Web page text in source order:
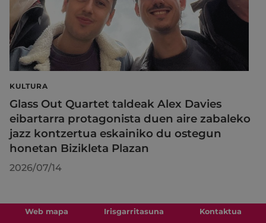
KULTURA
Glass Out Quartet taldeak Alex Davies
eibartarra protagonista duen aire zabaleko
jazz kontzertua eskainiko du ostegun
honetan Bizikleta Plazan
2026/07/14
Web mapa Irisgarritasuna
Kontaktua